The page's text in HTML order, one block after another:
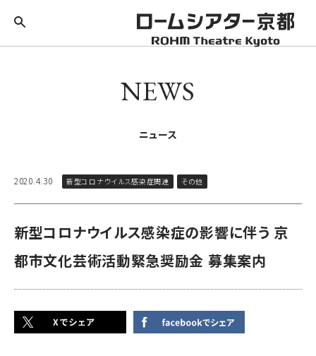
NEWS
ニュース
2020.4.30 新型コロナウイルス感染症関連 その他
新型コロナウイルス感染症の影響に伴う 京
都市文化芸術活動緊急奨励金 募集案内